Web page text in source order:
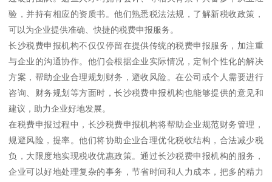
验，并持有相应的资质书。他们熟悉税法法规，了解新税收政策，
可以为企业提供准确、快捷的税费申报服务。
长沙税费申报机构不仅仅停留在提供传统的税费申报服务，加注重
与企业的沟通协作。他们会根据企业实际情况，定制个性化的解决
方案，帮助企业合理规划财务，避收风险。在公司或个人需要进行
咨询、财务规划等方面时，长沙税费申报机构也能够提供的意见和
建议，助力企业好地发展。
在税费申报过程中，长沙税费申报机构将帮助企业规范财务管理，
规避风险，提率。他们将协助企业合理优化税收结构，合法减少税
负，大限度地实现税收优惠政策。通过长沙税费申报机构的服务，
企业可以好地处理复杂的事务，节省时间和人力成本，把多的精力